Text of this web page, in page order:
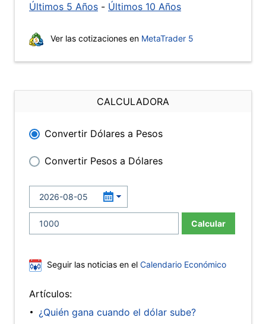
Últimos 5 Años - Últimos 10 Años
Ver las cotizaciones en MetaTrader 5
CALCULADORA
Convertir Dólares a Pesos
Convertir Pesos a Dólares
Calcular
Seguir las noticias en el Calendario Económico
Artículos:
¿Quién gana cuando el dólar sube?